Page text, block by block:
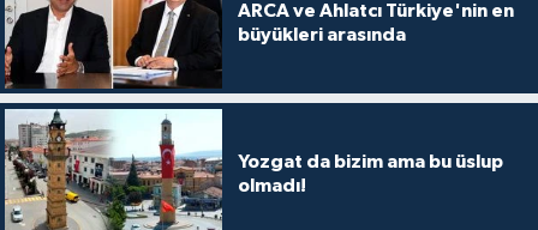
ARCA ve Ahlatcı Türkiye'nin en
büyükleri arasında
Yozgat da bizim ama bu üslup
olmadı!